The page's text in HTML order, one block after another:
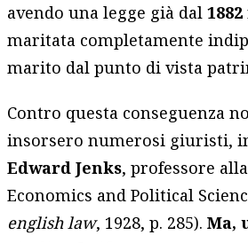
avendo una legge già dal1882
maritata completamente
marito dal punto di vista
Contro questa conseguenza
insorsero numerosi giuristi,
Edward Jenks, professore
Economics and Political
english law, 1928, p. 285).Ma,